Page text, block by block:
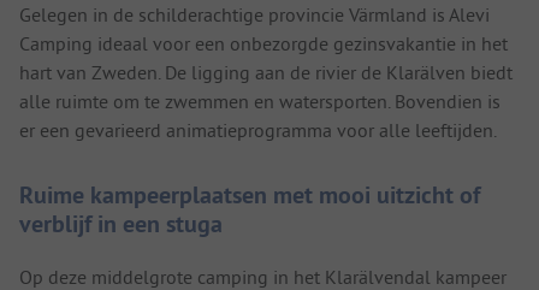
Gelegen in de schilderachtige provincie Värmland is Alevi
Camping ideaal voor een onbezorgde gezinsvakantie in het
hart van Zweden. De ligging aan de rivier de Klarälven biedt
alle ruimte om te zwemmen en watersporten. Bovendien is
er een gevarieerd animatieprogramma voor alle leeftijden.
Ruime kampeerplaatsen met mooi uitzicht of
verblijf in een stuga
Op deze middelgrote camping in het Klarälvendal kampeer